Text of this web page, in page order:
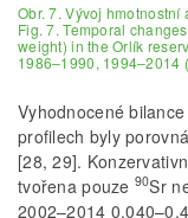
Obr. 7. Vývoj hmotnostní
Fig. 7. Temporal
weight) in the Orlík
1986–1990, 1994–2014 (
Vyhodnocené
profilech byly
[28, 29].
tvořena pouze 90Sr
2002–2014